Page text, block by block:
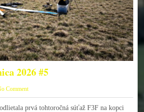
2026 #5
Comment
prvá tohtoročná súťaž F3F na kopci